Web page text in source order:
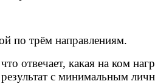
по трём направлениям.
отвечает, какая на ком
с минимальным